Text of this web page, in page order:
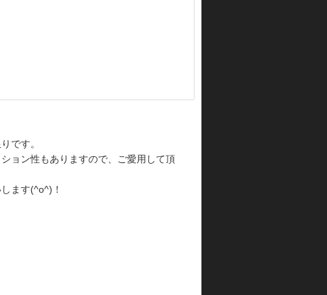
です。
ョン性もありますので、ご愛用して頂
ます(^o^)！